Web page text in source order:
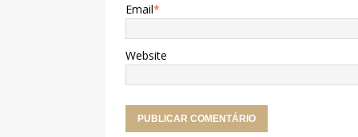
Email*
Website